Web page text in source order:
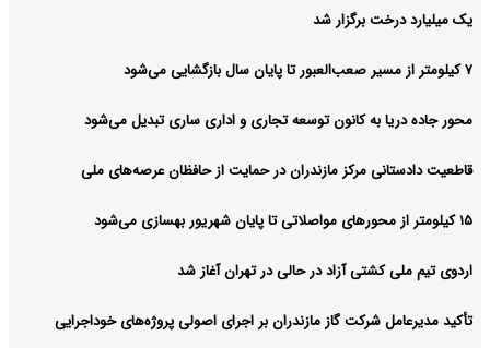
یک میلیارد درخت برگزار شد
۷ کیلومتر از مسیر صعب‌العبور تا پایان سال بازگشایی می‌شود
محور جاده دریا به کانون توسعه تجاری و اداری ساری تبدیل می‌شود
قاطعیت دادستانی مرکز مازندران در حمایت از حافظان عرصه‌های ملی
۱۵ کیلومتر از محورهای مواصلاتی تا پایان شهریور بهسازی می‌شود
اردوی تیم ملی کشتی آزاد در حالی در تهران آغاز شد
تأکید مدیرعامل شرکت گاز مازندران بر اجرای اصولی پروژه‌های خوداجرایی